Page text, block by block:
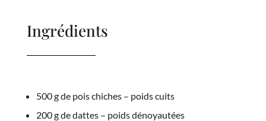
Ingrédients
500 g de pois chiches – poids cuits
200 g de dattes – poids dénoyautées